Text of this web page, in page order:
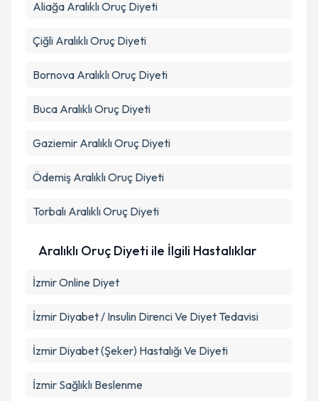
Aliağa Aralıklı Oruç Diyeti
Çiğli Aralıklı Oruç Diyeti
Bornova Aralıklı Oruç Diyeti
Buca Aralıklı Oruç Diyeti
Gaziemir Aralıklı Oruç Diyeti
Ödemiş Aralıklı Oruç Diyeti
Torbalı Aralıklı Oruç Diyeti
Aralıklı Oruç Diyeti ile İlgili Hastalıklar
İzmir Online Diyet
İzmir Diyabet / Insulin Direnci Ve Diyet Tedavisi
İzmir Diyabet (Şeker) Hastalığı Ve Diyeti
İzmir Sağlıklı Beslenme